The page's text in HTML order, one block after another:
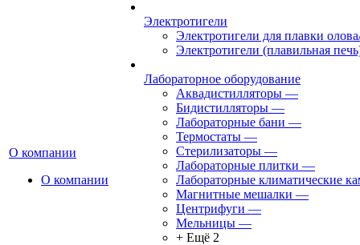
О компании
О компании
Электротигели
Электротигели для плавки
Электротигели (плавильная
Лабораторное оборудование
Аквадистилляторы —
Бидистилляторы —
Лабораторные бани —
Термостаты —
Стерилизаторы —
Лабораторные плитки —
Лабораторные климатические
Магнитные мешалки —
Центрифуги —
Мельницы —
+ Ещё 2